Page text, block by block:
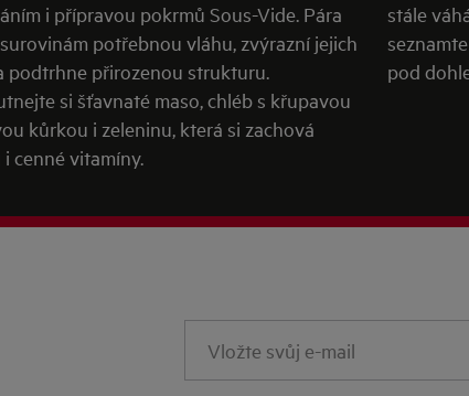
i přípravou pokrmů Sous-Vide. Pára
potřebnou vláhu, zvýrazní jejich
podtrhne přirozenou strukturu.
si šťavnaté maso, chléb s křupavou
kůrkou i zeleninu, která si zachová
cenné vitamíny.
stále
pod
svůj